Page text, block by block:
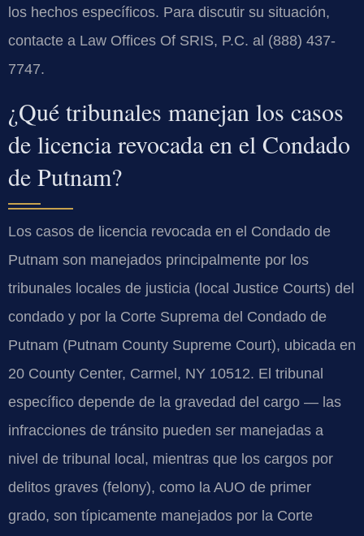
los hechos específicos. Para discutir su situación,
contacte a Law Offices Of SRIS, P.C. al (888) 437-
7747.
¿Qué tribunales manejan los casos
de licencia revocada en el Condado
de Putnam?
Los casos de licencia revocada en el Condado de
Putnam son manejados principalmente por los
tribunales locales de justicia (local Justice Courts) del
condado y por la Corte Suprema del Condado de
Putnam (Putnam County Supreme Court), ubicada en
20 County Center, Carmel, NY 10512. El tribunal
específico depende de la gravedad del cargo — las
infracciones de tránsito pueden ser manejadas a
nivel de tribunal local, mientras que los cargos por
delitos graves (felony), como la AUO de primer
grado, son típicamente manejados por la Corte